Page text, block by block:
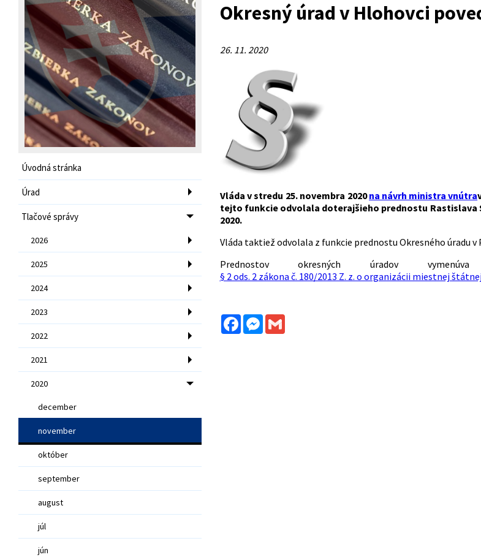
Úvodná stránka
Úrad
Tlačové správy
2026
2025
2024
2023
2022
2021
2020
december
november
október
september
august
júl
jún
Okresný úrad v Hlohovci
26. 11. 2020
Vláda v stredu 25. novembra 2020na návrh ministra vnútra
tejto funkcie odvolala doterajšieho prednostu Rastislava
2020.
Vláda taktiež odvolala z funkcie prednostu Okresného úradu v
Prednostov okresných úradov
§ 2 ods. 2 zákona č. 180/2013 Z. z. o organizácii miestnej
FacebookMessenger
Gmail